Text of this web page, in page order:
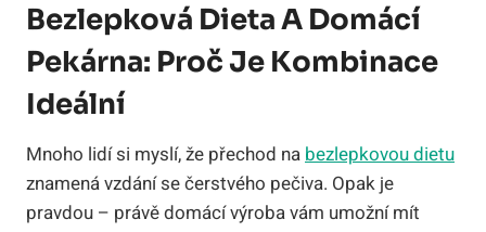
Bezlepková Dieta A Domácí
Pekárna: Proč Je Kombinace
Ideální
Mnoho lidí si myslí, že přechod na bezlepkovou dietu
znamená vzdání se čerstvého pečiva. Opak je
pravdou – právě domácí výroba vám umožní mít